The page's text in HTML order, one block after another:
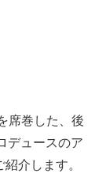
席巻した、後
デュースのア
介します。